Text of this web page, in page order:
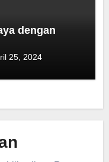
dengan
25, 2024